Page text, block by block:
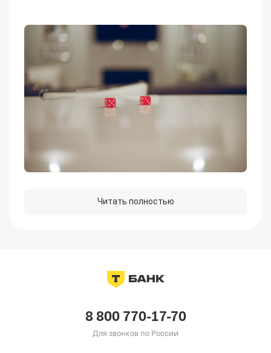
Читать полностью
8 800 770-17-70
Для звонков по России